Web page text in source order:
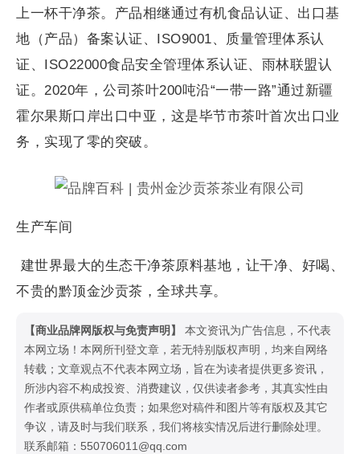
上一杯干净茶。产品相继通过有机食品认证、出口基
地（产品）备案认证、ISO9001、质量管理体系认
证、ISO22000食品安全管理体系认证、雨林联盟认
证。2020年，公司茶叶200吨沿“一带一路”通过新疆
霍尔果斯口岸出口中亚，这是毕节市茶叶首次出口业
务，实现了零的突破。
生产车间
建世界最大的生态干净茶原料基地，让干净、好喝、
不贵的黔顶金沙贡茶，全球共享。
【商业品牌网版权与免责声明】
本文资讯为广告信息，不代表
本网立场！本网所刊登文章，若无特别版权声明，均来自网络
转载；文章观点不代表本网立场，旨在为读者提供更多资讯，
所涉内容不构成投资、消费建议，仅供读者参考，其真实性由
作者或原供稿单位负责；如果您对稿件和图片等有版权及其它
争议，请及时与我们联系，我们将核实情况后进行删除处理。
联系邮箱：550706011@qq.com